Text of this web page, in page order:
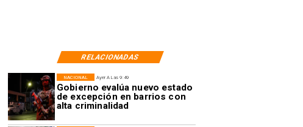
RELACIONADAS
Ayer A Las 9:49
Gobierno evalúa nuevo estado
de excepción en barrios con
alta criminalidad
NACIONAL